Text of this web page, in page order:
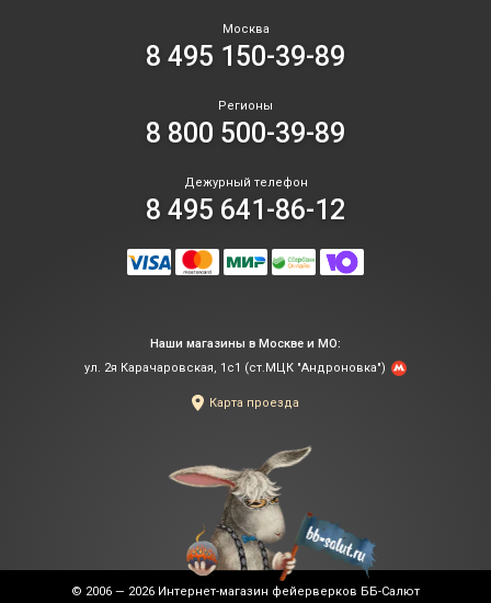
Москва
8 495 150-39-89
Регионы
8 800 500-39-89
Дежурный телефон
8 495 641-86-12
Наши магазины в Москве и МО:
ул. 2я Карачаровская, 1с1 (ст.МЦК "Андроновка")
Карта проезда
© 2006 — 2026 Интернет-магазин фейерверков ББ-Салют